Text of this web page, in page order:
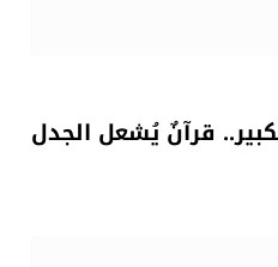
قرآنٌ يُشعل الجدل